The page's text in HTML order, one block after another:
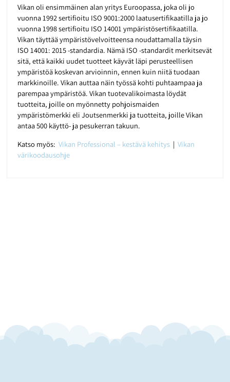
Vikan oli ensimmäinen alan yritys Euroopassa, joka oli jo
vuonna 1992 sertifioitu ISO 9001:2000 laatusertifikaatilla ja jo
vuonna 1998 sertifioitu ISO 14001 ympäristösertifikaatilla.
Vikan täyttää ympäristövelvoitteensa noudattamalla täysin
ISO 14001: 2015 -standardia. Nämä ISO -standardit merkitsevät
sitä, että kaikki uudet tuotteet käyvät läpi perusteellisen
ympäristöä koskevan arvioinnin, ennen kuin niitä tuodaan
markkinoille. Vikan auttaa näin työssä kohti puhtaampaa ja
parempaa ympäristöä. Vikan tuotevalikoimasta löydät
tuotteita, joille on myönnetty pohjoismaiden
ympäristömerkki eli Joutsenmerkki ja tuotteita, joille Vikan
antaa 500 käyttö- ja pesukerran takuun.
Katso myös:Vikan Professional – kestävä kehitys | Vikan
värikoodausohje